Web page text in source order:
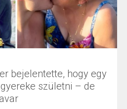
bejelentette, hogy egy
születni – de